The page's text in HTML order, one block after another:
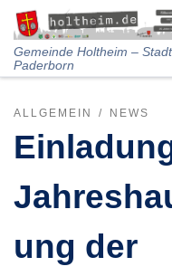
Skip to content
Gemeinde Holtheim –
Paderborn
ALLGEMEIN NEWS
ung der